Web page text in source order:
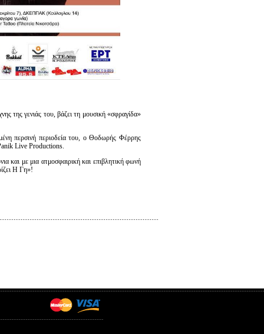
της γενιάς του, βάζει τη μουσική «σφραγίδα»
περσινή περιοδεία του, ο Θοδωρής Φέρρης
Live Productions.
και με μια ατμοσφαιρική και επιβλητική φωνή
Η Γη»!